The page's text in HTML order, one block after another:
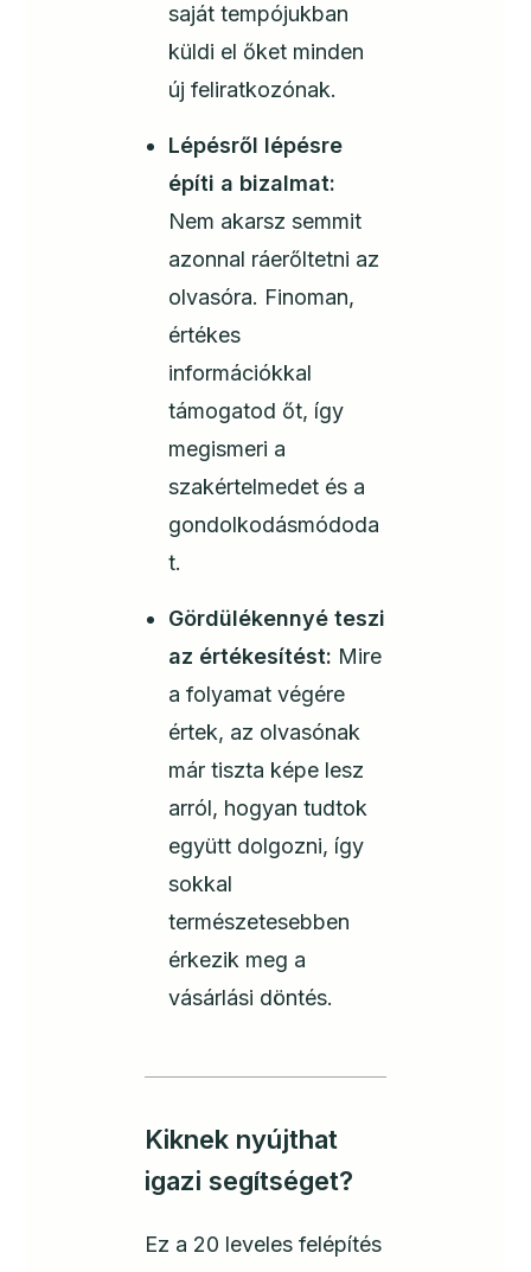
saját tempójukban
küldi el őket minden
új feliratkozónak.
Lépésről lépésre
építi a bizalmat:
Nem akarsz semmit
azonnal ráerőltetni az
olvasóra. Finoman,
értékes
információkkal
támogatod őt, így
megismeri a
szakértelmedet és a
gondolkodásmódoda
t.
Gördülékennyé teszi
az értékesítést: Mire
a folyamat végére
értek, az olvasónak
már tiszta képe lesz
arról, hogyan tudtok
együtt dolgozni, így
sokkal
természetesebben
érkezik meg a
vásárlási döntés.
Kiknek nyújthat
igazi segítséget?
Ez a 20 leveles felépítés